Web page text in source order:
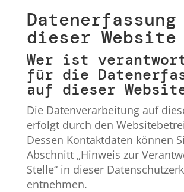
dieser Website
Wer ist
für die
auf dieser
Die Datenverarbeitung auf
erfolgt durch den
Dessen Kontaktdaten können
Abschnitt „Hinweis zur
Stelle“ in dieser
entnehmen.